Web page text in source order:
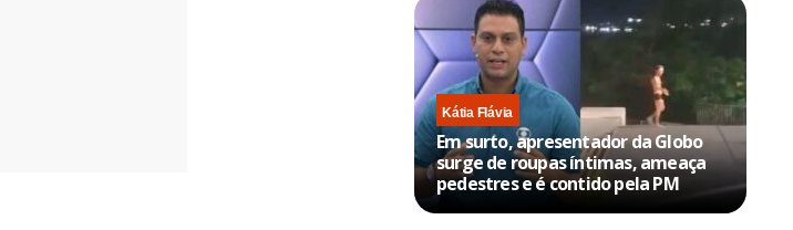
Kátia Flávia
Em surto, apresentador da Globo
surge de roupas íntimas, ameaça
pedestres e é contido pela PM